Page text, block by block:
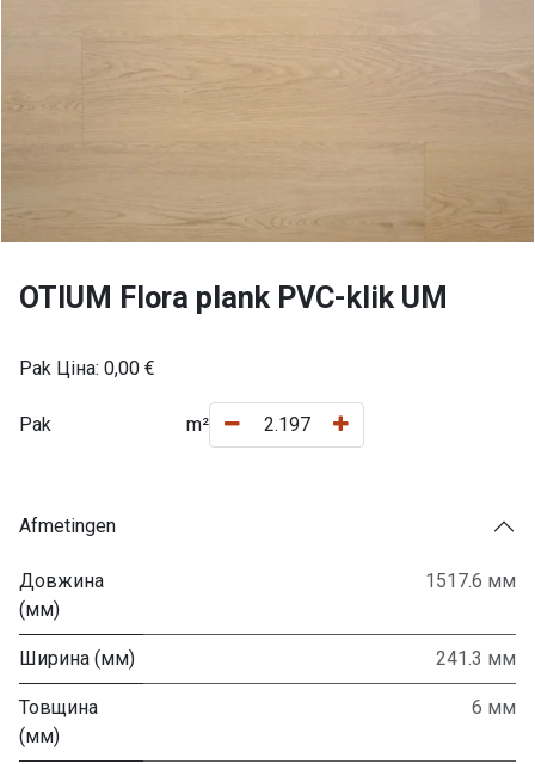
OTIUM Flora plank PVC-klik UM
Pak Ціна: 0,00 €
Pak m²
Afmetingen
Довжина
(мм)
1517.6 мм
Ширина (мм) 241.3 мм
Товщина
(мм)
6 мм